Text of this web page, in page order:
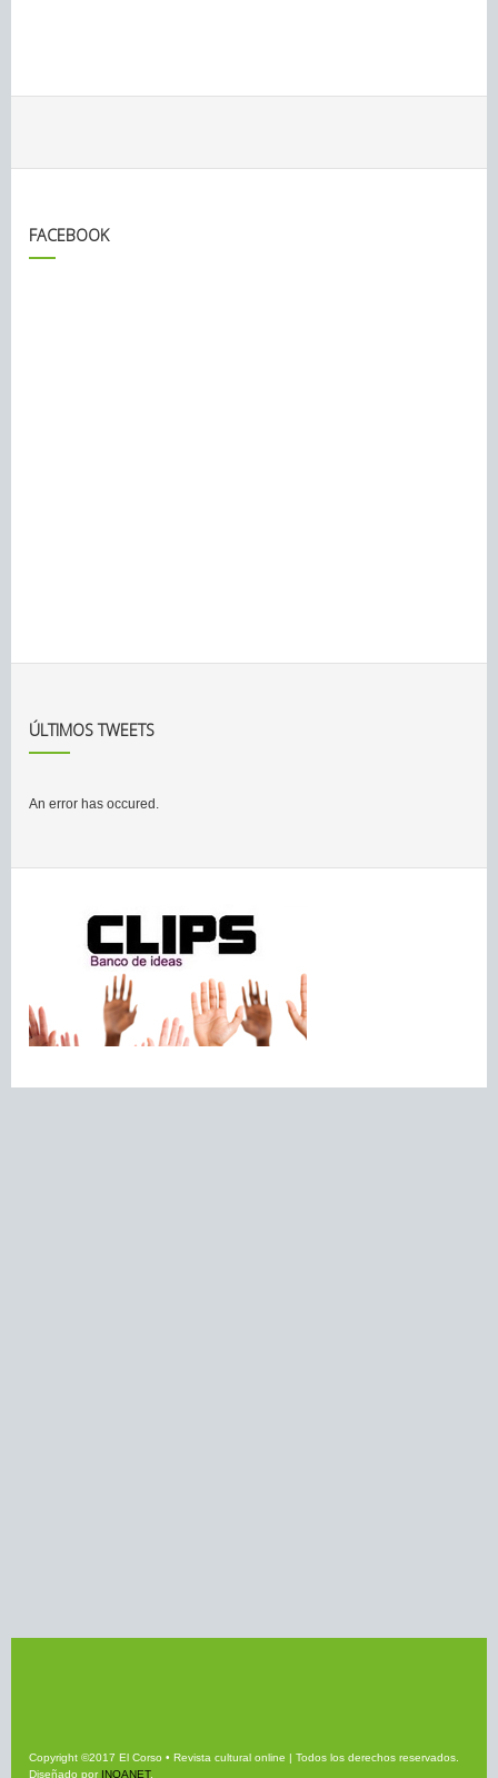
FACEBOOK
ÚLTIMOS TWEETS
An error has occured.
Copyright ©2017 El Corso • Revista cultural online | Todos los derechos reservados.
Diseñado por INQANET.